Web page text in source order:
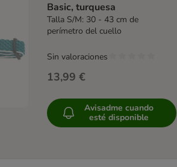
Basic, turquesa
Talla S/M: 30 - 43 cm de
perímetro del cuello
13,99 €
Sin valoraciones
Avisadme cuando
esté disponible